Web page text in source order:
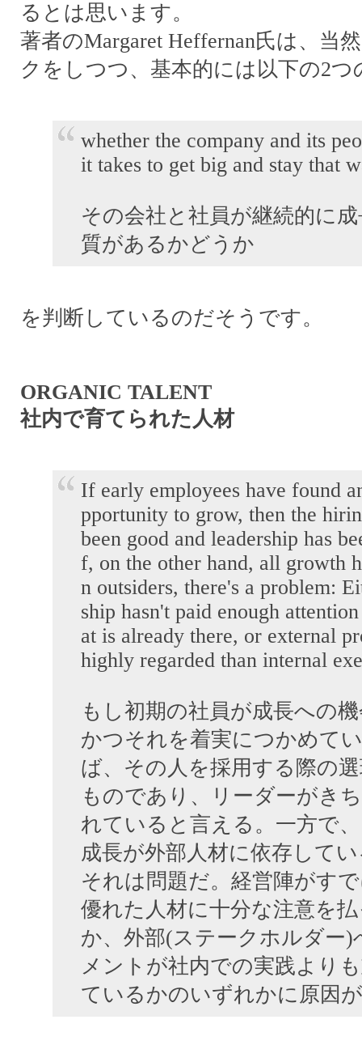
るとは思います。
著者のMargaret Heffernan氏は、当
クをしつつ、基本的には以下の2
whether the company and its
it takes to get big and stay that
その会社と社員が継続的に
質があるかどうか
を判断しているのだそうです。
ORGANIC TALENT
社内で育てられた人材
If early employees have found
pportunity to grow, then the
been good and leadership has
f, on the other hand, all growth
n outsiders, there's a problem:
ship hasn't paid enough
at is already there, or external
highly regarded than internal
もし初期の社員が成長への
かつそれを着実につかめて
ば、その人を採用する際の
ものであり、リーダーがき
れていると言える。一方で
成長が外部人材に依存して
それは問題だ。経営陣がす
優れた人材に十分な注意を
か、外部(ステークホルダー)
メントが社内での実践より
ているかのいずれかに原因